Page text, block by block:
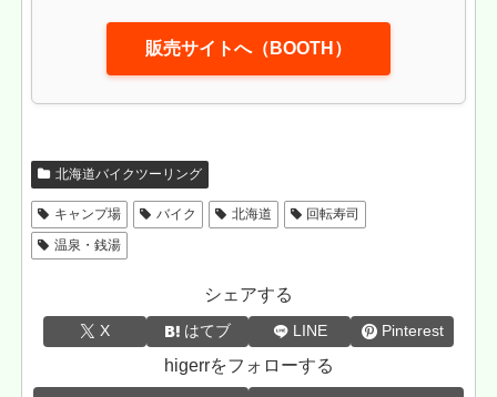
販売サイトへ（BOOTH）
北海道バイクツーリング
キャンプ場 バイク 北海道
回転寿司
温泉・銭湯
シェアする
X はてブ LINE Pinterest
higerrをフォローする